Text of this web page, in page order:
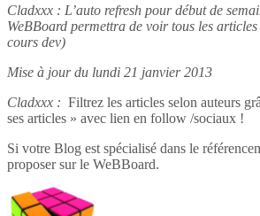
Cladxxx : L’auto refresh pour début de
WeBBoard permettra de voir tous les articles
cours dev)
Mise à jour du lundi 21 janvier 2013
Cladxxx : Filtrez les articles selon auteurs
ses articles » avec lien en follow /sociaux !
Si votre Blog est spécialisé dans le
proposer sur le WeBBoard.